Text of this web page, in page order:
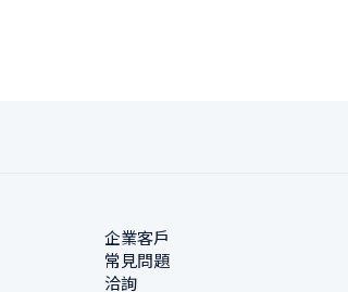
企業客戶
常見問題
洽詢